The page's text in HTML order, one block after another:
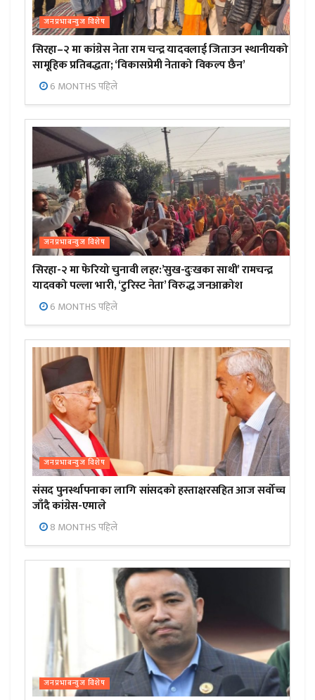
जनप्रभाबन्युज विशेष
सिरहा–२ मा कांग्रेस नेता राम चन्द्र यादवलाई जिताउन स्थानीयको
सामूहिक प्रतिबद्धता; ‘विकासप्रेमी नेताको विकल्प छैन’
6 MONTHS पहिले
जनप्रभाबन्युज विशेष
सिरहा-२ मा फेरियो चुनावी लहर:’सुख-दुःखका साथी’ रामचन्द्र
यादवको पल्ला भारी, ‘टुरिस्ट नेता’ विरुद्ध जनआक्रोश
6 MONTHS पहिले
जनप्रभाबन्युज विशेष
संसद पुनर्स्थापनाका लागि सांसदको हस्ताक्षरसहित आज सर्वोच्च
जाँदै कांग्रेस-एमाले
8 MONTHS पहिले
जनप्रभाबन्युज विशेष